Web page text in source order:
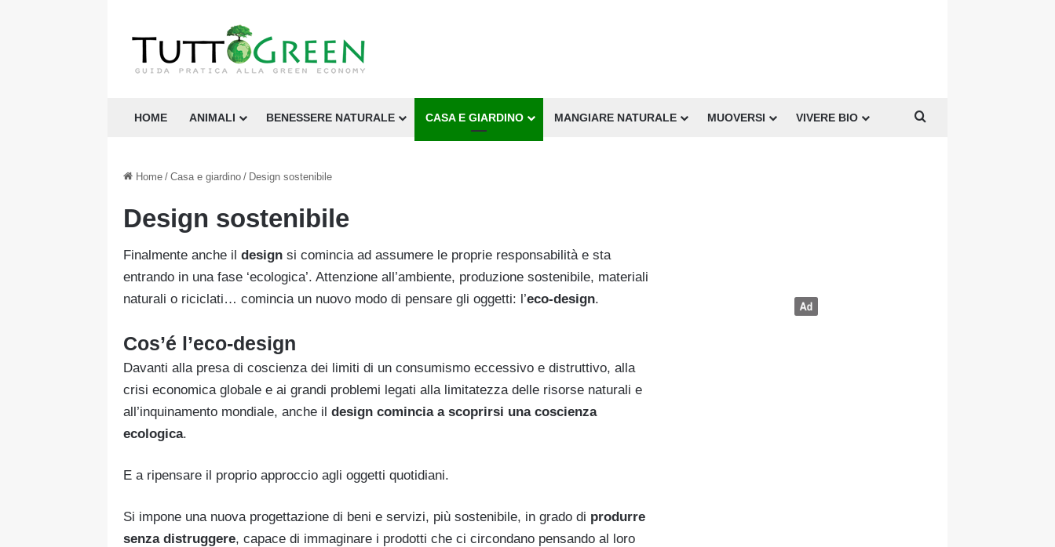
HOME ANIMALI BENESSERE NATURALE CASA E GIARDINO MANGIARE NATURALE MUOVERSI VIVERE BIO
Home / Casa e giardino / Design sostenibile
Design sostenibile
Finalmente anche il design si comincia ad assumere le proprie responsabilità e sta
entrando in una fase ‘ecologica’. Attenzione all’ambiente, produzione sostenibile, materiali
naturali o riciclati… comincia un nuovo modo di pensare gli oggetti: l’eco-design.
Cos’é l’eco-design
Davanti alla presa di coscienza dei limiti di un consumismo eccessivo e distruttivo, alla
crisi economica globale e ai grandi problemi legati alla limitatezza delle risorse naturali e
all’inquinamento mondiale, anche il design comincia a scoprirsi una coscienza
ecologica.
E a ripensare il proprio approccio agli oggetti quotidiani.
Si impone una nuova progettazione di beni e servizi, più sostenibile, in grado di produrre
senza distruggere, capace di immaginare i prodotti che ci circondano pensando al loro